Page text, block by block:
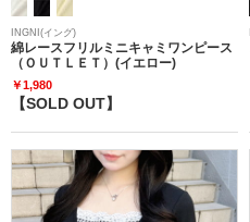
INGNI(イング)
綿レースフリルミニキャミワンピース
（ＯＵＴＬＥＴ）(イエロー)
￥1,980
【SOLD OUT】